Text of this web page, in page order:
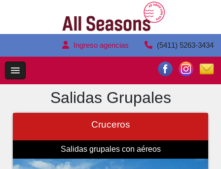
Ingreso agencias (5411) 5263-3434
Salidas Grupales
Cruceros
Salidas grupales con aéreos